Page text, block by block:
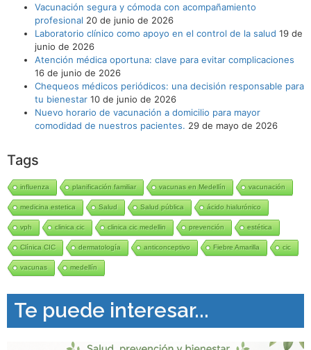
Vacunación segura y cómoda con acompañamiento
profesional 20 de junio de 2026
Laboratorio clínico como apoyo en el control de la salud 19 de
junio de 2026
Atención médica oportuna: clave para evitar complicaciones
16 de junio de 2026
Chequeos médicos periódicos: una decisión responsable para
tu bienestar 10 de junio de 2026
Nuevo horario de vacunación a domicilio para mayor
comodidad de nuestros pacientes. 29 de mayo de 2026
Tags
influenza planificación familiar vacunas en Medellín vacunación
medicina estetica Salud Salud pública ácido hialurónico
vph clinica cic clinica cic medellin prevención estética
Clínica CIC dermatología anticonceptivo Fiebre Amarilla cic
vacunas medellín
Te puede interesar...